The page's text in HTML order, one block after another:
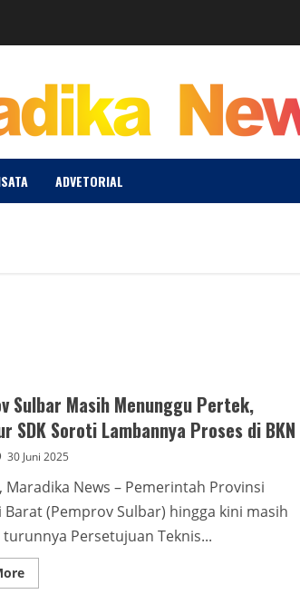
ADVETORIAL
Sulbar Masih Menunggu Pertek,
SDK Soroti Lambannya Proses di BKN
30 Juni 2025
Maradika News – Pemerintah Provinsi
Barat (Pemprov Sulbar) hingga kini masih
Persetujuan Teknis...
Read
more